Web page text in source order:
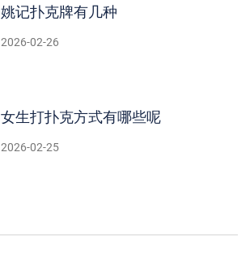
姚记扑克牌有几种
2026-02-26
女生打扑克方式有哪些呢
2026-02-25